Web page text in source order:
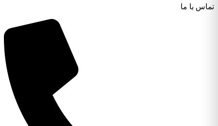
تماس با ما